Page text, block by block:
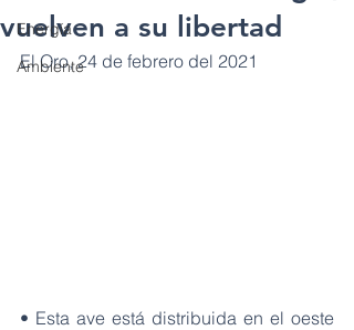
Energía
Ambiente
vuelven a su libertad
El Oro, 24 de febrero del 2021
• Esta ave está distribuida en el oeste